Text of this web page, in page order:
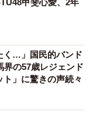
甲斐心愛、2年
く…」国民的バンド
の57歳レジェンド
」に驚きの声続々